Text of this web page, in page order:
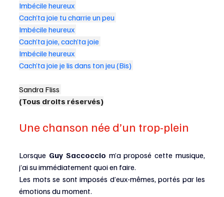
Imbécile heureux
Cach’ta joie tu charrie un peu
Imbécile heureux
Cach’ta joie, cach’ta joie
Imbécile heureux
Cach’ta joie je lis dans ton jeu (Bis)
Sandra Fliss
(Tous droits réservés)
Une chanson née d’un trop-plein
Lorsque Guy Saccoccio m’a proposé cette musique,
j’ai su immédiatement quoi en faire.
Les mots se sont imposés d’eux-mêmes, portés par les
émotions du moment.